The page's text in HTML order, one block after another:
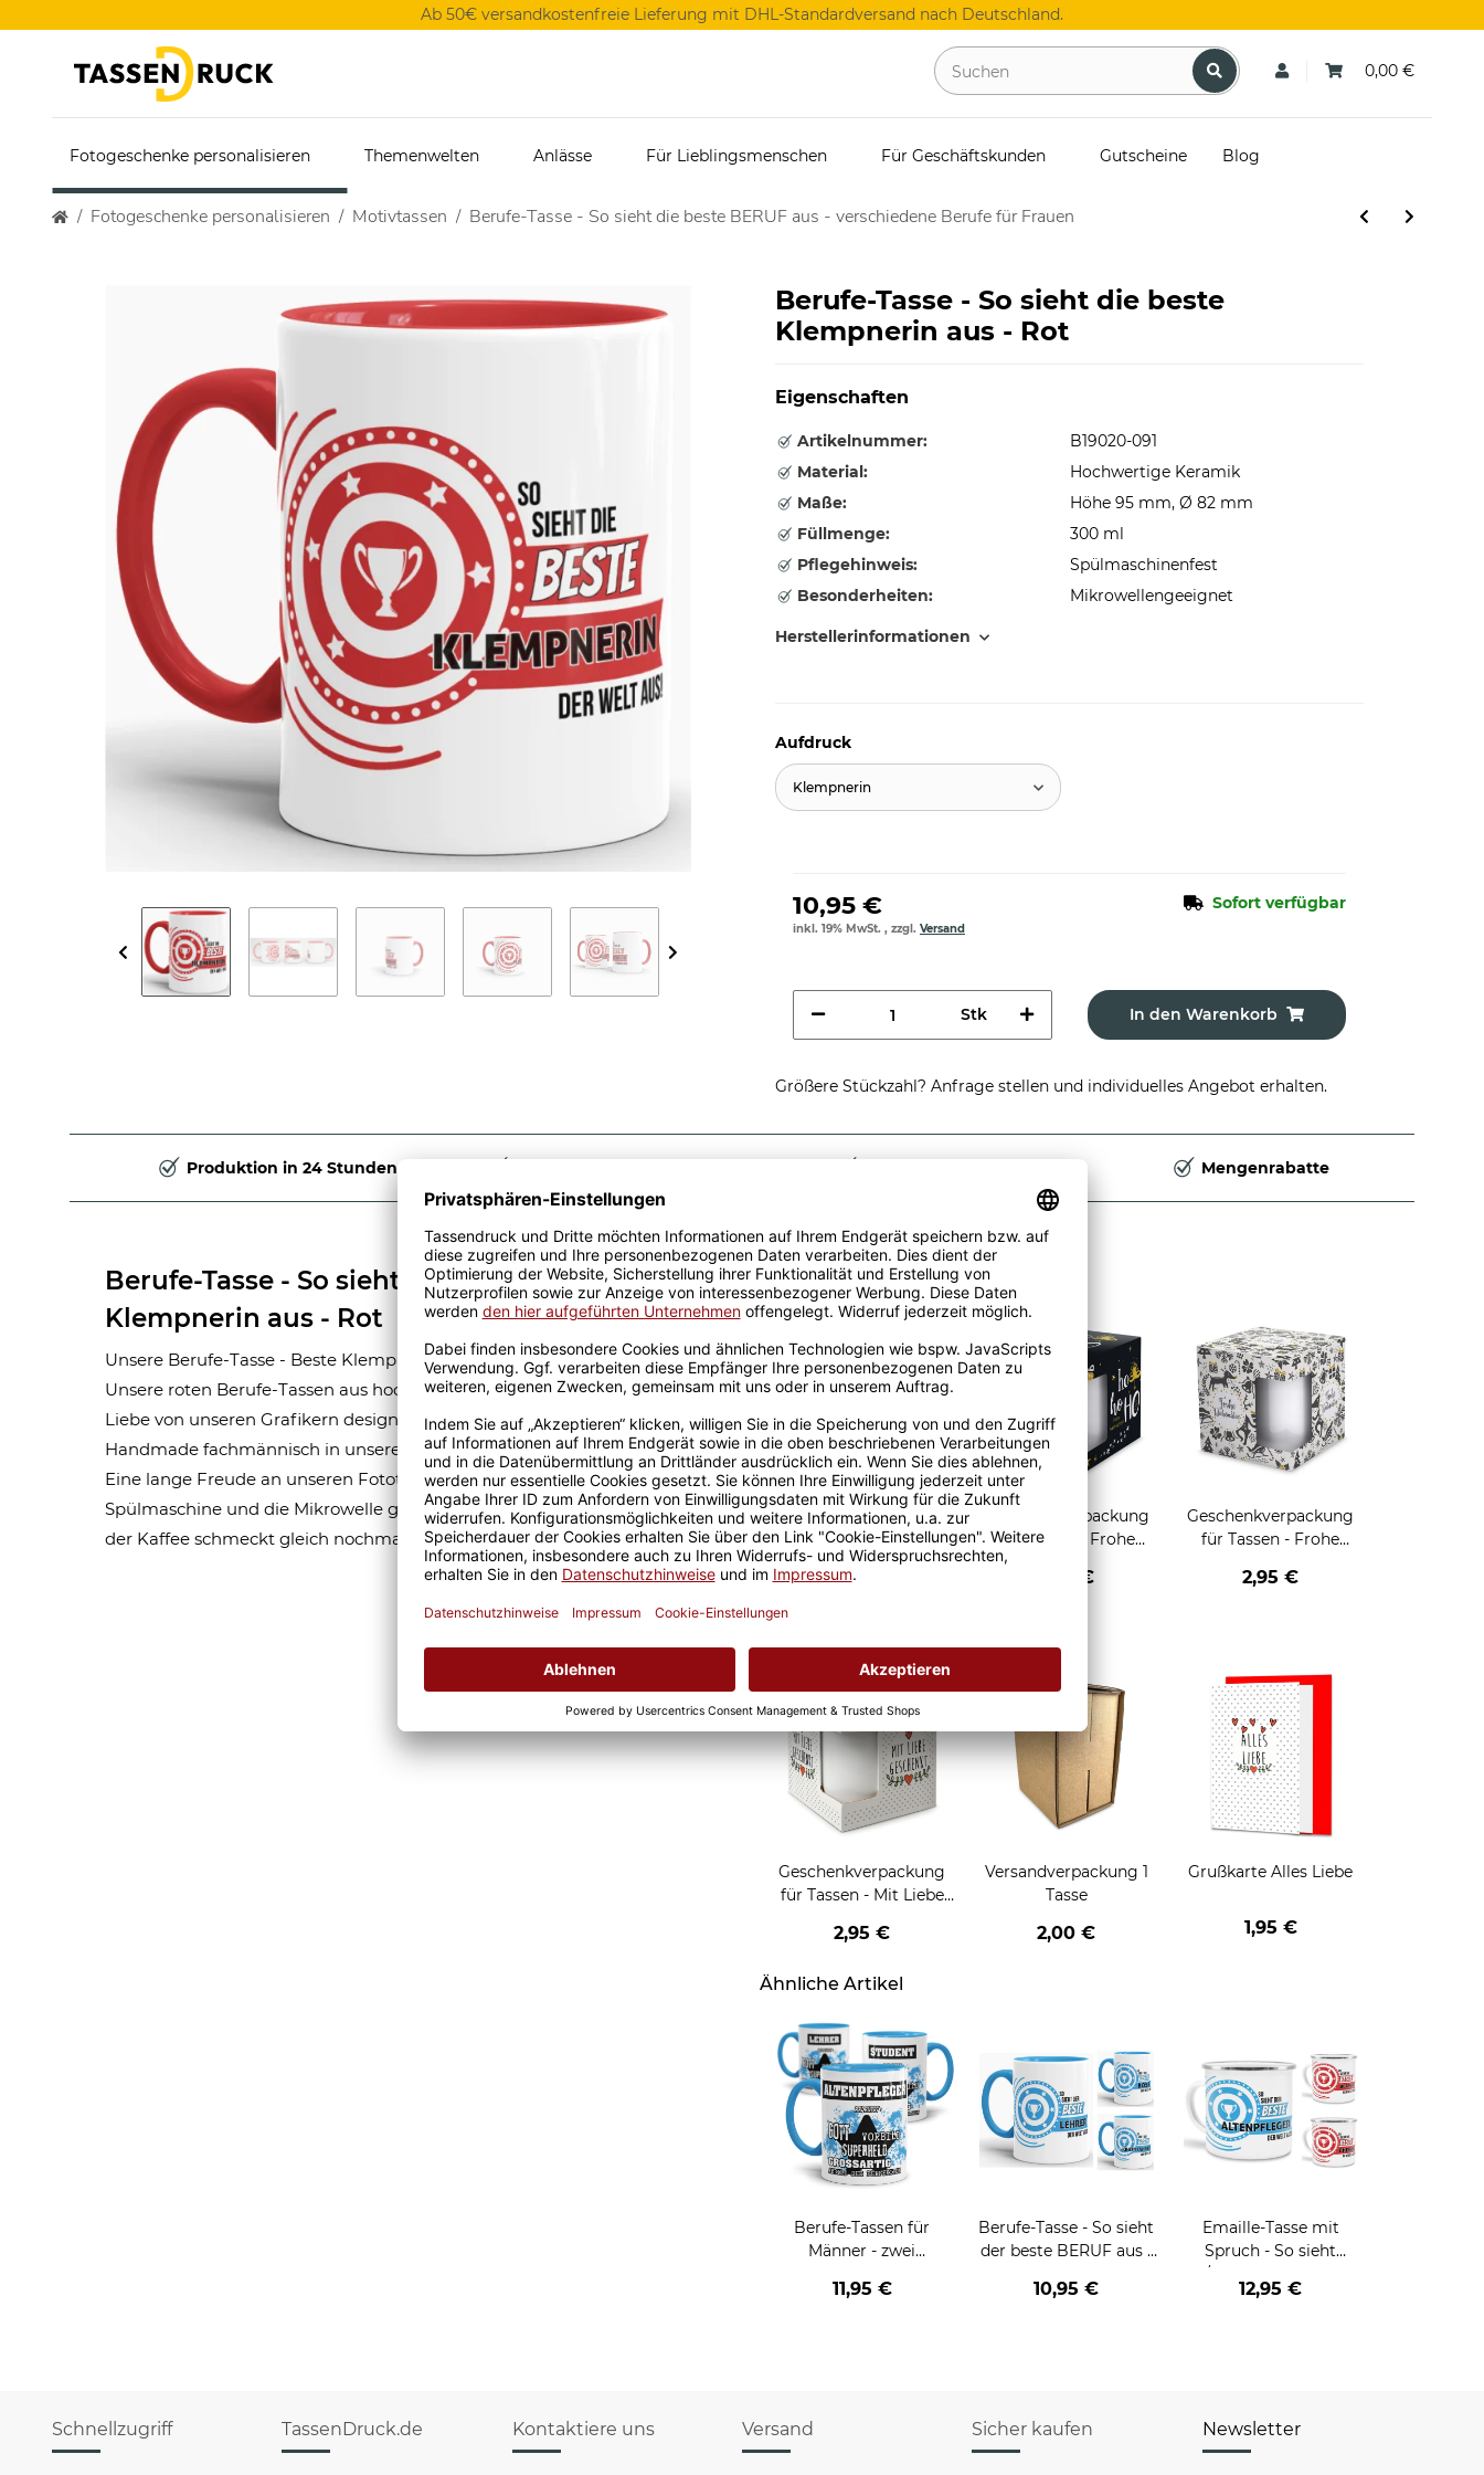
Ab 50€ versandkostenfreie Lieferung mit DHL-Standardversand nach Deutschland.
0,00 €
Fotogeschenke personalisieren Themenwelten Anlässe Für Lieblingsmenschen Für Geschäftskunden Gutscheine Blog
Fotogeschenke personalisieren Motivtassen Berufe-Tasse - So sieht die beste BERUF aus - verschiedene Berufe für Frauen
Berufe-Tasse - So sieht die beste
Klempnerin aus - Rot
Eigenschaften
Artikelnummer:
B19020-091
Material:
Hochwertige Keramik
Maße:
Höhe 95 mm, Ø 82 mm
Füllmenge:
300 ml
Pflegehinweis:
Spülmaschinenfest
Besonderheiten:
Mikrowellengeeignet
Herstellerinformationen
Aufdruck
Klempnerin
10,95 € Sofort verfügbar
inkl. 19% MwSt. , zzgl. Versand
Stk In den Warenkorb
Größere Stückzahl? Anfrage stellen und individuelles Angebot erhalten.
Produktion in 24 Stunden Mengenrabatte
Berufe-Tasse - So sieht die beste
Klempnerin aus - Rot
Unsere Berufe-Tasse - Beste Klempnerin - ist eine tolle Geschenkidee.
Unsere roten Berufe-Tassen aus hochwertiger Keramik wurden mit viel
Liebe von unseren Grafikern designt. Mit viel Erfahrung werden sie
Handmade fachmännisch in unserer hauseigenen Produktion bedruckt.
Eine lange Freude an unseren Fototassen und Motivtassen, die auch für die
Spülmaschine und die Mikrowelle geeignet sind, ist somit garantiert und
der Kaffee schmeckt gleich nochmal so gut. Egal ob zuhause oder im Büro.
Passende Verpackungen
Geschenkverpackung
für Tassen - Frohe
Weihnachten - HO HO
HO - rot
2,95 €
Geschenkverpackung
für Tassen - Frohe
Weihnachten - HO HO
HO - schwarz
2,95 €
Geschenkverpackung
für Tassen - Frohe
2,95 €
Grußkarten zum Verschenken
Geschenkverpackung
für Tassen - Mit Liebe
2,95 €
Versandverpackung 1
Tasse
2,00 €
Grußkarte Alles Liebe
1,95 €
Ähnliche Artikel
Berufe-Tassen für
Männer - zwei
11,95 €
Berufe-Tasse - So sieht
der beste BERUF aus -
Männer - Hellblau
10,95 €
Emaille-Tasse mit
Spruch - So sieht
- aus
12,95 €
Schnellzugriff TassenDruck.de Kontaktiere uns Versand Sicher kaufen Newsletter